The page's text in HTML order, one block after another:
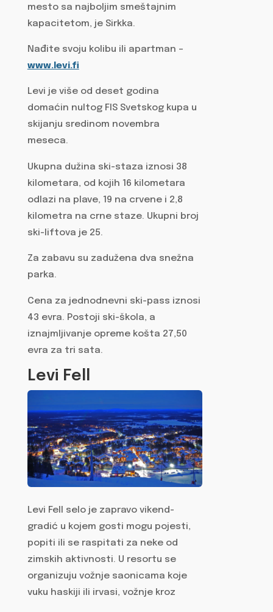
mesto sa najboljim smeštajnim
kapacitetom, je Sirkka.
Nađite svoju kolibu ili apartman –
www.levi.fi
Levi je više od deset godina
domaćin nultog FIS Svetskog kupa u
skijanju sredinom novembra
meseca.
Ukupna dužina ski-staza iznosi 38
kilometara, od kojih 16 kilometara
odlazi na plave, 19 na crvene i 2,8
kilometra na crne staze. Ukupni broj
ski-liftova je 25.
Za zabavu su zadužena dva snežna
parka.
Cena za jednodnevni ski-pass iznosi
43 evra. Postoji ski-škola, a
iznajmljivanje opreme košta 27,50
evra za tri sata.
Levi Fell
Levi Fell selo je zapravo vikend-
gradić u kojem gosti mogu pojesti,
popiti ili se raspitati za neke od
zimskih aktivnosti. U resortu se
organizuju vožnje saonicama koje
vuku haskiji ili irvasi, vožnje kroz